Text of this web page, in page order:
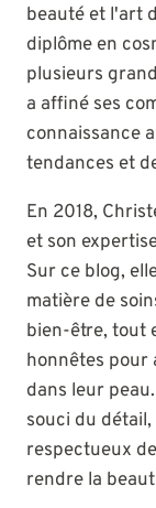
beauté et l'art
diplôme en
plusieurs
a affiné ses
connaissance
tendances et
En 2018,
et son
Sur ce blog,
matière de
bien-être, tout
honnêtes pour
dans leur
souci du
respectueux
rendre la